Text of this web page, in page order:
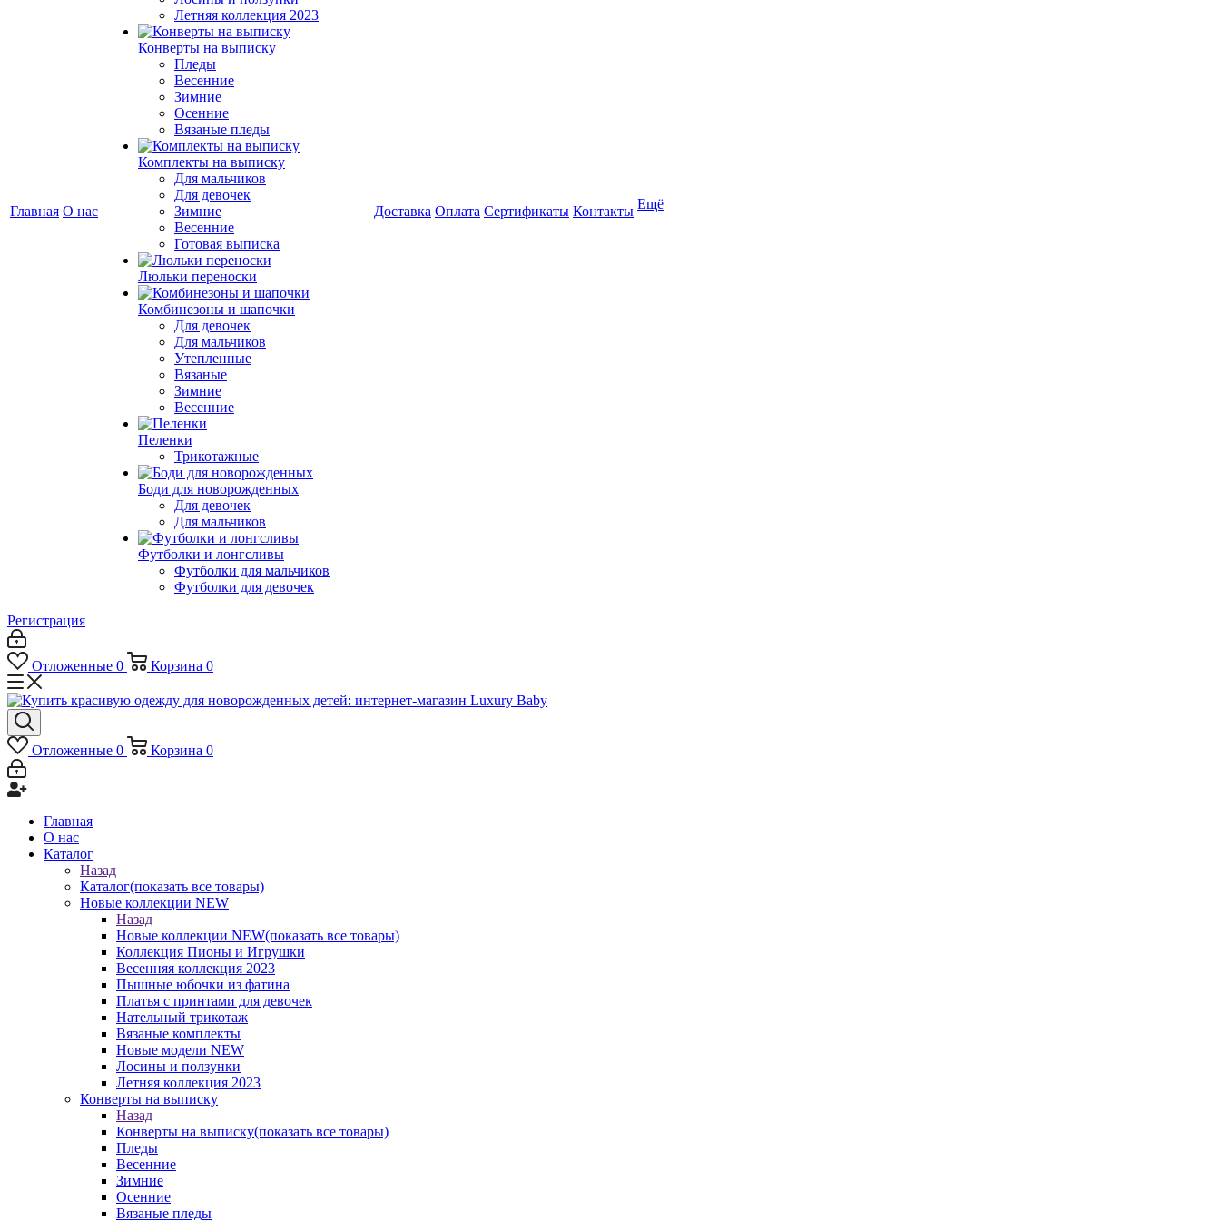
Главная О нас
Летняя коллекция 2023
Конверты на выписку
Пледы
Весенние
Зимние
Осенние
Вязаные пледы
Комплекты на выписку
Для мальчиков
Для девочек
Зимние
Весенние
Готовая выписка
Люльки переноски
Комбинезоны и шапочки
Для девочек
Для мальчиков
Утепленные
Вязаные
Зимние
Весенние
Пеленки
Трикотажные
Боди для новорожденных
Для девочек
Для мальчиков
Футболки и лонгсливы
Футболки для мальчиков
Футболки для девочек
Доставка Оплата Сертификаты Контакты Ещё
Регистрация
Отложенные 0 Корзина 0
Отложенные 0 Корзина 0
Главная
О нас
Каталог
Назад
Каталог(показать все товары)
Новые коллекции NEW
Назад
Новые коллекции NEW(показать все товары)
Коллекция Пионы и Игрушки
Весенняя коллекция 2023
Пышные юбочки из фатина
Платья с принтами для девочек
Нательный трикотаж
Вязаные комплекты
Новые модели NEW
Лосины и ползунки
Летняя коллекция 2023
Конверты на выписку
Назад
Конверты на выписку(показать все товары)
Пледы
Весенние
Зимние
Осенние
Вязаные пледы